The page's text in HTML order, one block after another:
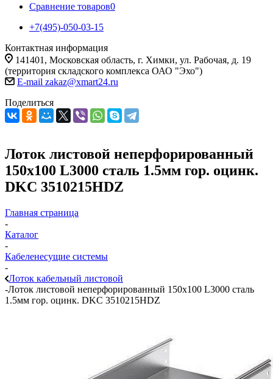
Сравнение товаров0
+7(495)-050-03-15
Контактная информация
141401, Московская область, г. Химки, ул. Рабочая, д. 19
(территория складского комплекса ОАО "Эхо")
E-mail zakaz@xmart24.ru
Поделиться
Лоток листовой неперфорированный
150х100 L3000 сталь 1.5мм гор. оцинк.
DKC 3510215HDZ
Главная страница
-
Каталог
-
Кабеленесущие системы
-
Лоток кабельный листовой
-Лоток листовой неперфорированный 150х100 L3000 сталь
1.5мм гор. оцинк. DKC 3510215HDZ